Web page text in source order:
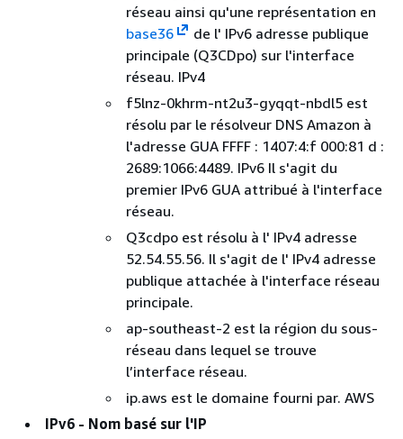
réseau ainsi qu'une représentation en
base36
de l' IPv6 adresse publique
principale (Q3CDpo) sur l'interface
réseau. IPv4
f5lnz-0khrm-nt2u3-gyqqt-nbdl5 est
résolu par le résolveur DNS Amazon à
l'adresse GUA FFFF : 1407:4:f 000:81 d :
2689:1066:4489. IPv6 Il s'agit du
premier IPv6 GUA attribué à l'interface
réseau.
Q3cdpo est résolu à l' IPv4 adresse
52.54.55.56. Il s'agit de l' IPv4 adresse
publique attachée à l'interface réseau
principale.
ap-southeast-2 est la région du sous-
réseau dans lequel se trouve
l’interface réseau.
ip.aws est le domaine fourni par. AWS
IPv6 - Nom basé sur l'IP